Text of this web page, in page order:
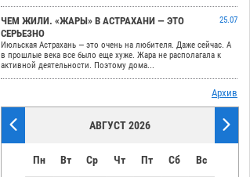
ЧЕМ ЖИЛИ. «ЖАРЫ» В АСТРАХАНИ — ЭТО
СЕРЬЕЗНО
25.07
Июльская Астрахань — это очень на любителя. Даже сейчас. А
в прошлые века все было еще хуже. Жара не располагала к
активной деятельности. Поэтому дома...
Архив
АВГУСТ 2026
Пн Вт Ср Чт Пт Сб Вс